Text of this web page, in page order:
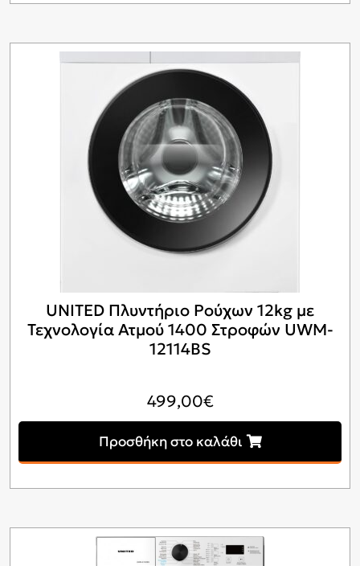
UNITED Πλυντήριο Ρούχων 12kg με
Τεχνολογία Ατμού 1400 Στροφών UWM-
12114BS
499,00€
Προσθήκη στο καλάθι